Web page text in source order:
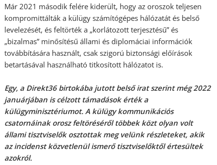
Már 2021 második felére kiderült, hogy az oroszok teljesen
kompromittálták a külügy számítógépes hálózatát és belső
levelezését, és feltörték a „korlátozott terjesztésű” és
„bizalmas” minősítésű állami és diplomáciai információk
továbbítására használt, csak szigorú biztonsági előírások
betartásával használható titkosított hálózatot is.
Egy, a Direkt36 birtokába jutott belső irat szerint még 2022
januárjában is célzott támadások érték a
külügyminisztériumot. A külügy kommunikációs
csatornáinak orosz feltöréséről többek közt olyan volt
állami tisztviselők osztottak meg velünk részleteket, akik
az incidenst közvetlenül ismerő tisztviselőktől értesültek
azokról.